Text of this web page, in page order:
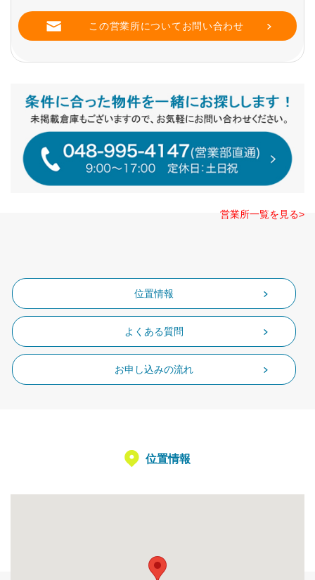
この営業所についてお問い合わせ
営業所一覧を見る>
位置情報
よくある質問
お申し込みの流れ
位置情報